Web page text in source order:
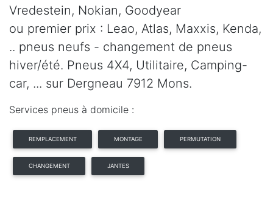
Vredestein, Nokian, Goodyear
ou premier prix : Leao, Atlas, Maxxis, Kenda,
.. pneus neufs - changement de pneus
hiver/été. Pneus 4X4, Utilitaire, Camping-
car, ... sur Dergneau 7912 Mons.
Services pneus à domicile :
REMPLACEMENT MONTAGE PERMUTATION
CHANGEMENT JANTES